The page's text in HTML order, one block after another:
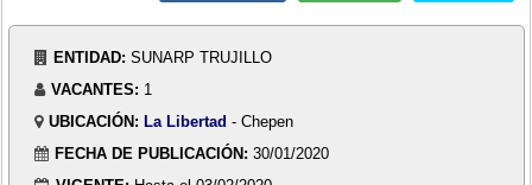
ENTIDAD: SUNARP TRUJILLO
VACANTES: 1
UBICACIÓN: La Libertad - Chepen
FECHA DE PUBLICACIÓN: 30/01/2020